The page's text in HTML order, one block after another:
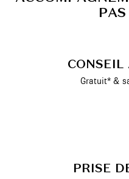
PAS
Gratuit* &
PRISE